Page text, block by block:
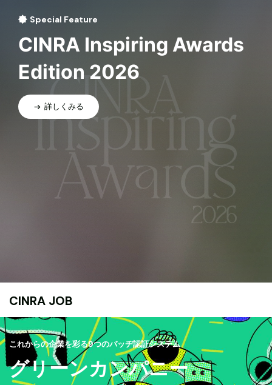
Special Feature
CINRA Inspiring Awards
Edition 2026
詳しくみる
CINRA JOB
これからの企業を彩る9つのバッヂ認証システム
グリーンカンパニー